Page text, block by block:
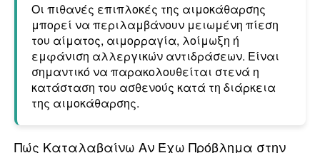
Οι πιθανές επιπλοκές της αιμοκάθαρσης
μπορεί να περιλαμβάνουν μειωμένη πίεση
του αίματος, αιμορραγία, λοίμωξη ή
εμφάνιση αλλεργικών αντιδράσεων. Είναι
σημαντικό να παρακολουθείται στενά η
κατάσταση του ασθενούς κατά τη διάρκεια
της αιμοκάθαρσης.
Πώς Καταλαβαίνω Αν Έχω Πρόβλημα στην